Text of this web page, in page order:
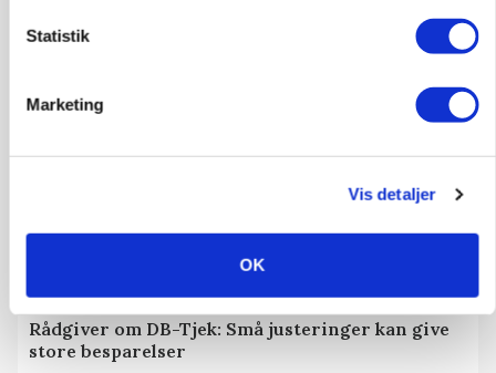
Statistik
Marketing
Vis detaljer
OK
Rådgiver om DB-Tjek: Små justeringer kan give
store besparelser